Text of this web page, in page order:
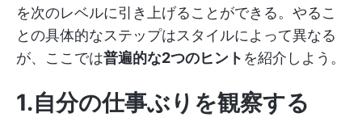
を次のレベルに引き上げることができる。やるこ
との具体的なステップはスタイルによって異なる
が、ここでは普遍的な2つのヒント を紹介しよう。
1.自分の仕事ぶりを観察する